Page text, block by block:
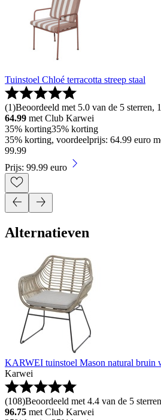
Tuinstoel Chloé terracotta streep staal
(1)Beoordeeld met 5.0 van de 5 sterren,
64.99 met Club Karwei
35% korting35% korting
35% korting, voordeelprijs: 64.99 euro
99.99
Prijs: 99.99 euro
Alternatieven
KARWEI tuinstoel Mason natural bruin
Karwei
(108)Beoordeeld met 4.4 van de 5
96.75 met Club Karwei